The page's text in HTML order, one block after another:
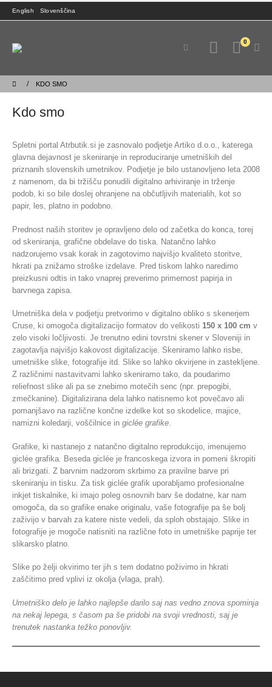
English Slovenščina
0
KDO SMO
Kdo smo
Spletni portal Atrbutik.si je zasnovalo podjetje Artiko d.o.o., katerega
glavna dejavnost je skeniranje in reproduciranje umetniških del
priznanih slovenskih umetnikov. Podjetje je bilo ustanovljeno leta 2008
z namenom, da bi tržišču ponudili digitalno arhiviranje in trženje
podob, ki so bile doslej ohranjene na občutljivih materialih, kot so
papir, les, platno in podobno.
Prednost naših storitev je opravljeno delo od začetka do konca, torej
od skeniranja, grafične obdelave do tiska. Natančno lahko
nadzorujemo vsak korak in zagotovimo najvišjo kvaliteto storitve,
hkrati pa znižamo stroške izdelave. Pred tiskom lahko naredimo
preizkusni odtis in tako vnaprej preverimo primernost papirja in
barvnega zapisa.
Umetniška dela v podjetju pretvorimo v digitalno obliko s skenerjem
Cruse, ki omogoča digitalizacijo formatov do velikosti 150 x 100 cm v
zelo visoki ločljivosti. Je trenutno edini tovrstni skener v Sloveniji in
zagotavlja najvišjo kakovost digitalizacije. Skeniramo lahko risbe,
umetniške slike, fotografije itd. Slike so lahko okvirjene in zastekljene.
Z različnimi nastavitvami lahko skeniramo tako, da poudarimo
reliefnost slike ali pa se znebimo motečih senc (npr. prepogibi,
zmečkanine). Digitalizirana dela lahko natisnemo kot povečavo ali
pomanjšavo na različne končne izdelke kot so skodelice, majice,
namizni koledarji, voščilnice in giclée grafike.
Grafike, ki nastanejo z natančno digitalno reprodukcijo, imenujemo
giclée grafika. Beseda giclée je francoskega izvora in pomeni škropiti
ali brizgati. Z barvnim nadzorom skrbimo za pravilne barve pri
skeniranju in tisku. Za tisk giclée grafik uporabljamo profesionalne
inkjet tiskalnike, ki imajo poleg osnovnih barv še dodatne, kar nam
omogoča, da so grafike enake originalu, vaše fotografije pa še bolj
zaživijo v barvah za katere niste vedeli, da sploh obstajajo. Slike in
fotografije je mogoče natisniti na različne foto in umetniške paprije ter
slikarsko platno.
Slike po želji okvirimo ter jih s tem dodatno poživimo in hkrati
zaščitimo pred vplivi iz okolja (vlaga, prah).
Umetniško delo je lahko najlepše darilo saj nas vedno znova spominja
na nekaj lepega, s časom pa še pridobi na svoji vrednosti, saj je
trenutek nastanka težko ponovljiv.